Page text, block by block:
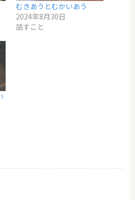
むきあうとむかいあう
2024年8月30日
話すこと